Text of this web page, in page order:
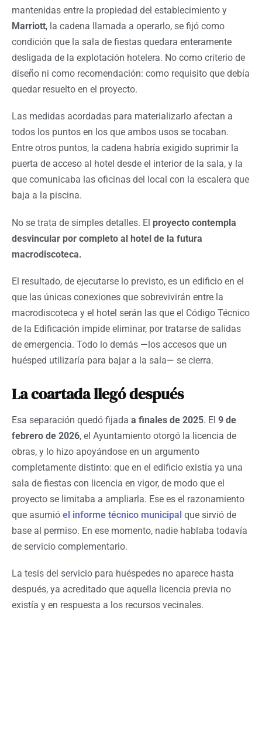
mantenidas entre la propiedad del establecimiento y
Marriott, la cadena llamada a operarlo, se fijó como
condición que la sala de fiestas quedara enteramente
desligada de la explotación hotelera. No como criterio de
diseño ni como recomendación: como requisito que debía
quedar resuelto en el proyecto.
Las medidas acordadas para materializarlo afectan a
todos los puntos en los que ambos usos se tocaban.
Entre otros puntos, la cadena habría exigido suprimir la
puerta de acceso al hotel desde el interior de la sala, y la
que comunicaba las oficinas del local con la escalera que
baja a la piscina.
No se trata de simples detalles. El proyecto contempla
desvincular por completo al hotel de la futura
macrodiscoteca.
El resultado, de ejecutarse lo previsto, es un edificio en el
que las únicas conexiones que sobrevivirán entre la
macrodiscoteca y el hotel serán las que el Código Técnico
de la Edificación impide eliminar, por tratarse de salidas
de emergencia. Todo lo demás —los accesos que un
huésped utilizaría para bajar a la sala— se cierra.
La coartada llegó después
Esa separación quedó fijada a finales de 2025. El 9 de
febrero de 2026, el Ayuntamiento otorgó la licencia de
obras, y lo hizo apoyándose en un argumento
completamente distinto: que en el edificio existía ya una
sala de fiestas con licencia en vigor, de modo que el
proyecto se limitaba a ampliarla. Ese es el razonamiento
que asumió el informe técnico municipal que sirvió de
base al permiso. En ese momento, nadie hablaba todavía
de servicio complementario.
La tesis del servicio para huéspedes no aparece hasta
después, ya acreditado que aquella licencia previa no
existía y en respuesta a los recursos vecinales.